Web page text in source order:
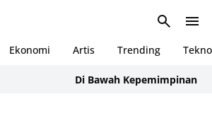
Ekonomi Artis Trending Tekno
Di Bawah Kepemimpinan Rudi